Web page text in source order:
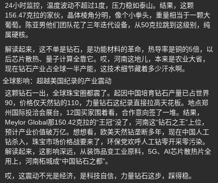
24小时监控，温度波动不超过1度，压力稳如泰山。结果，这颗
156.47克拉的家伙，晶体棱角分明，像个小拳头，重量相当于一颗大
葡萄。陈亚男他们团队花了三年迭代设备，从50克拉跳到这级别，纯
属硬核。
解读起来，这不单是钻石，是功能材料的革命，热导率是铜的5倍，以
后芯片散热、量子计算全靠它。哎，河南这地儿，本来是农业大省，
现在钻石产业占全球一半产能，这技术细节藏着多少汗水啊。
全球影响：超越美国纪录的产业震动
这颗钻石一出，全球珠宝圈都震了。起因中国培育钻石产量已占世界
90，价格仅天然钻的110，力量钻石这纪录直接拉高天花板。地点郑
州国际投洽会展台，12国买家围着看，合作意向签了一堆。结果，
Meylor Global那150.42克拉的“王冠”没了，河南这“钻石之王”上位，
预计产业价值破万亿。想想看，欧美天然钻垄断多年，现在中国人工
钻杀入，珠宝市场价格战要来了，环保党欢呼人工钻零开采零污染。
解读起来，这影响深远，从装饰品变工业原料，5G、AI芯片散热片全
用上，河南柘城成“中国钻石之都”。
哎，这震动不光是经济，是科技自信，力量钻石这步，踩得稳。